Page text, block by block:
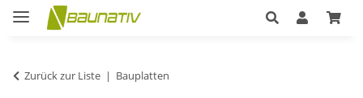
Zurück zur Liste Bauplatten